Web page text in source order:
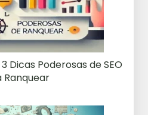
Dicas Poderosas de SEO
Ranquear